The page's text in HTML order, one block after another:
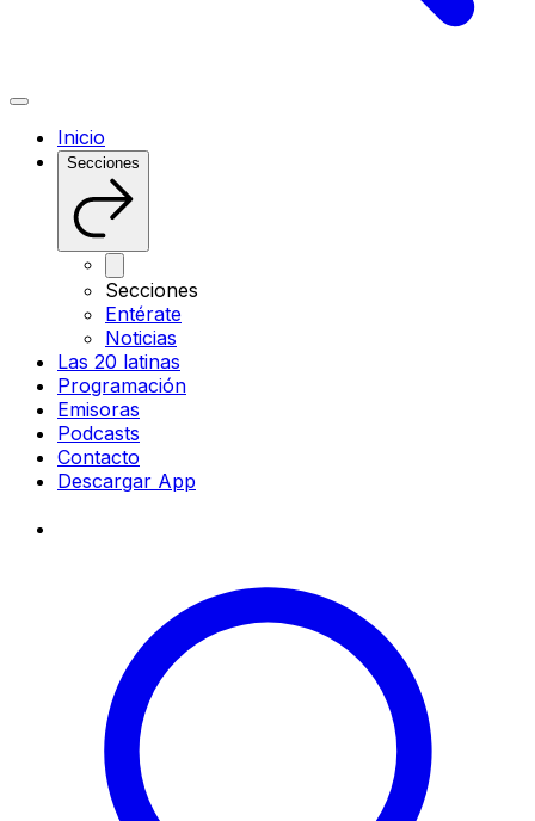
Inicio
Secciones
Secciones
Entérate
Noticias
Las 20 latinas
Programación
Emisoras
Podcasts
Contacto
Descargar App